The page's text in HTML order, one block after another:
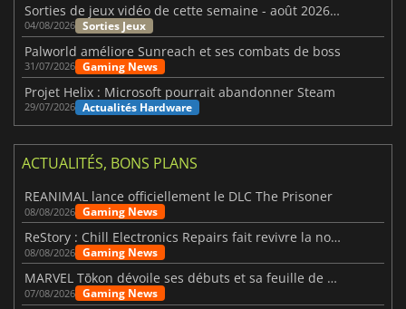
Sorties de jeux vidéo de cette semaine - août 2026 (semaine 32)
04/08/2026 Sorties Jeux
Palworld améliore Sunreach et ses combats de boss
31/07/2026 Gaming News
Projet Helix : Microsoft pourrait abandonner Steam
29/07/2026 Actualités Hardware
ACTUALITÉS, BONS PLANS
REANIMAL lance officiellement le DLC The Prisoner
08/08/2026 Gaming News
ReStory : Chill Electronics Repairs fait revivre la nostalgie des années 2000
08/08/2026 Gaming News
MARVEL Tōkon dévoile ses débuts et sa feuille de route
07/08/2026 Gaming News